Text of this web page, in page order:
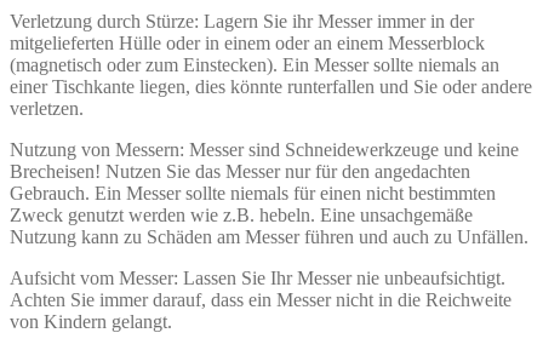
Verletzung durch Stürze: Lagern Sie ihr Messer immer in der
mitgelieferten Hülle oder in einem oder an einem Messerblock
(magnetisch oder zum Einstecken). Ein Messer sollte niemals an
einer Tischkante liegen, dies könnte runterfallen und Sie oder andere
verletzen.
Nutzung von Messern: Messer sind Schneidewerkzeuge und keine
Brecheisen! Nutzen Sie das Messer nur für den angedachten
Gebrauch. Ein Messer sollte niemals für einen nicht bestimmten
Zweck genutzt werden wie z.B. hebeln. Eine unsachgemäße
Nutzung kann zu Schäden am Messer führen und auch zu Unfällen.
Aufsicht vom Messer: Lassen Sie Ihr Messer nie unbeaufsichtigt.
Achten Sie immer darauf, dass ein Messer nicht in die Reichweite
von Kindern gelangt.